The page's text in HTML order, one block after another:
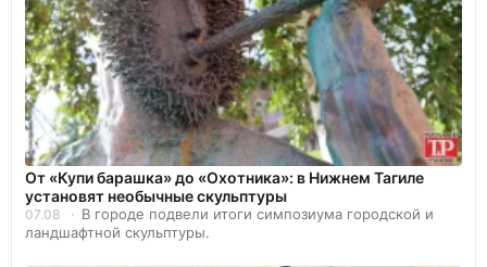
От «Купи барашка» до «Охотника»: в Нижнем Тагиле
установят необычные скульптуры
07.08
В городе подвели итоги симпозиума городской и
ландшафтной скульптуры.